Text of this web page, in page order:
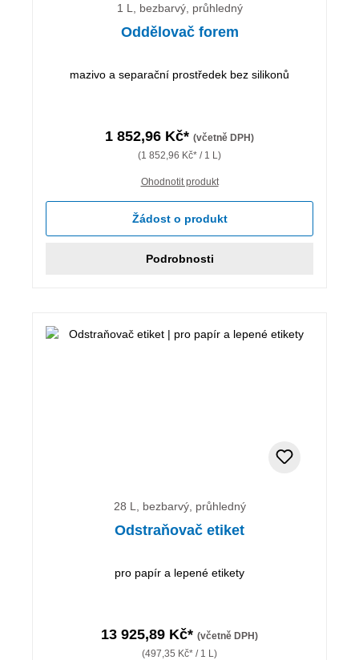
1 L, bezbarvý, průhledný
Oddělovač forem
mazivo a separační prostředek bez silikonů
1 852,96 Kč* (včetně DPH)
(1 852,96 Kč* / 1 L)
Ohodnotit produkt
Žádost o produkt
Podrobnosti
28 L, bezbarvý, průhledný
Odstraňovač etiket
pro papír a lepené etikety
13 925,89 Kč* (včetně DPH)
(497,35 Kč* / 1 L)